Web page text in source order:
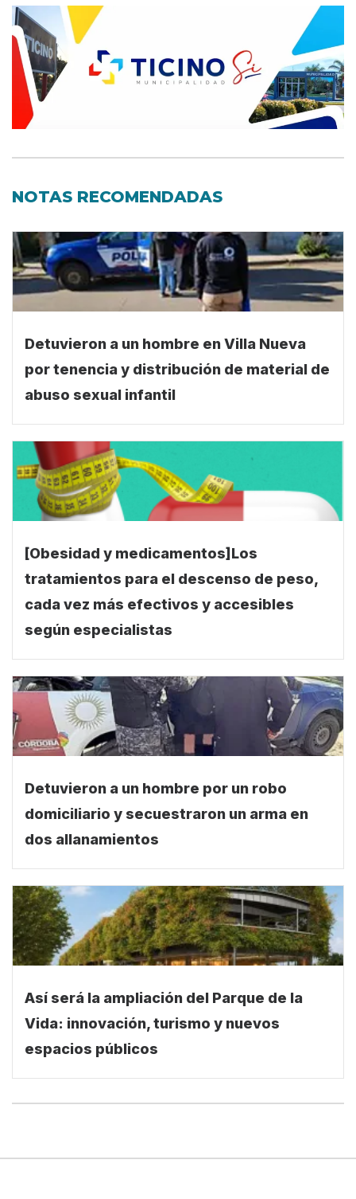
NOTAS RECOMENDADAS
Detuvieron a un hombre en Villa Nueva
por tenencia y distribución de material de
abuso sexual infantil
[Obesidad y medicamentos]Los
tratamientos para el descenso de peso,
cada vez más efectivos y accesibles
según especialistas
Detuvieron a un hombre por un robo
domiciliario y secuestraron un arma en
dos allanamientos
Así será la ampliación del Parque de la
Vida: innovación, turismo y nuevos
espacios públicos